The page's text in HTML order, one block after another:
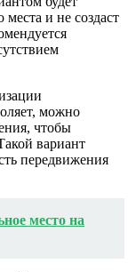
и не создаст
можно
чтобы
вариант
передвижения
место на